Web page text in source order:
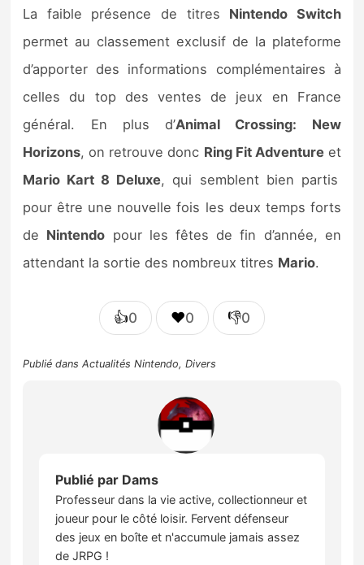
La faible présence de titres Nintendo Switch
permet au classement exclusif de la plateforme
d’apporter des informations complémentaires à
celles du top des ventes de jeux en France
général. En plus d’Animal Crossing: New
Horizons, on retrouve donc Ring Fit Adventureet
Mario Kart 8 Deluxe, qui semblent bien partis
pour être une nouvelle fois les deux temps forts
de Nintendo pour les fêtes de fin d’année, en
attendant la sortie des nombreux titres Mario.
👍0 ❤️0 👎0
Publié dansActualités Nintendo,Divers
Publié par Dams
Professeur dans la vie active, collectionneur et
joueur pour le côté loisir. Fervent défenseur
des jeux en boîte et n'accumule jamais assez
de JRPG !